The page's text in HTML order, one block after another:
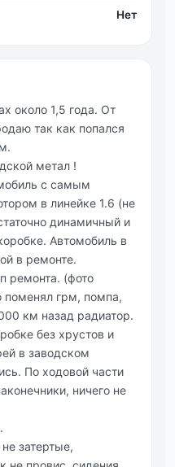
Нет
около 1,5 года. От
так как попался
метал !
с самым
в линейке 1.6 (не
динамичный и
Автомобиль в
в ремонте.
ремонта. (фото
грм, помпа,
км назад радиатор.
без хрустов и
в заводском
По ходовой части
ничего не
затертые,